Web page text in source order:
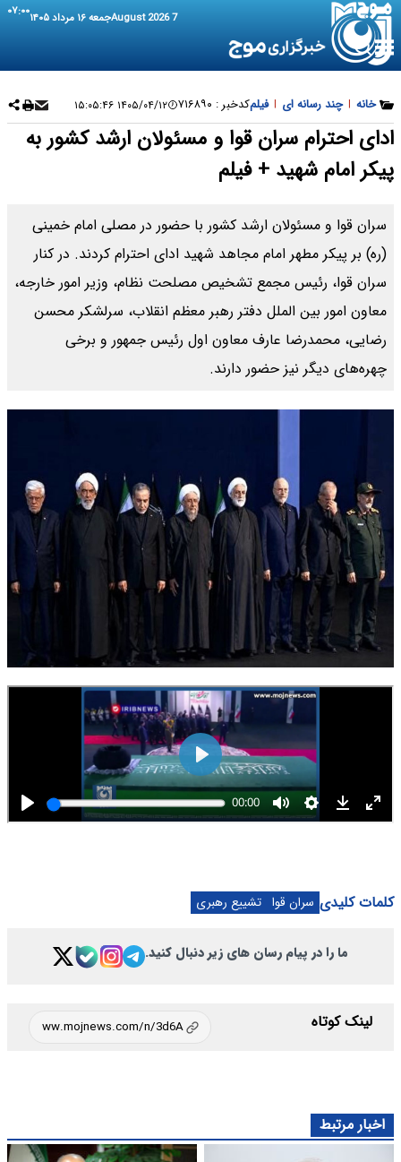
7 August 2026 جمعه ۱۶ مرداد ۱۴۰۵ ۰۷:۰۰
خانه | چند رسانه ای | فیلمکدخبر : ۷۱۶۸۹۰ ۱۴۰۵/۰۴/۱۲ ۱۵:۰۵:۴۶
ادای احترام سران قوا و مسئولان ارشد کشور به
پیکر امام شهید + فیلم
سران قوا و مسئولان ارشد کشور با حضور در مصلی امام خمینی
(ره) بر پیکر مطهر امام مجاهد شهید ادای احترام کردند. در کنار
سران قوا، رئیس مجمع تشخیص مصلحت نظام، وزیر امور خارجه،
معاون امور بین الملل دفتر رهبر معظم انقلاب، سرلشکر محسن
رضایی، محمدرضا عارف معاون اول رئیس جمهور و برخی
چهره‌های دیگر نیز حضور دارند.
کلمات کلیدی سران قوا تشییع رهبری
ما را در پیام رسان های زیر دنبال کنید.
لینک کوتاه
اخبار مرتبط